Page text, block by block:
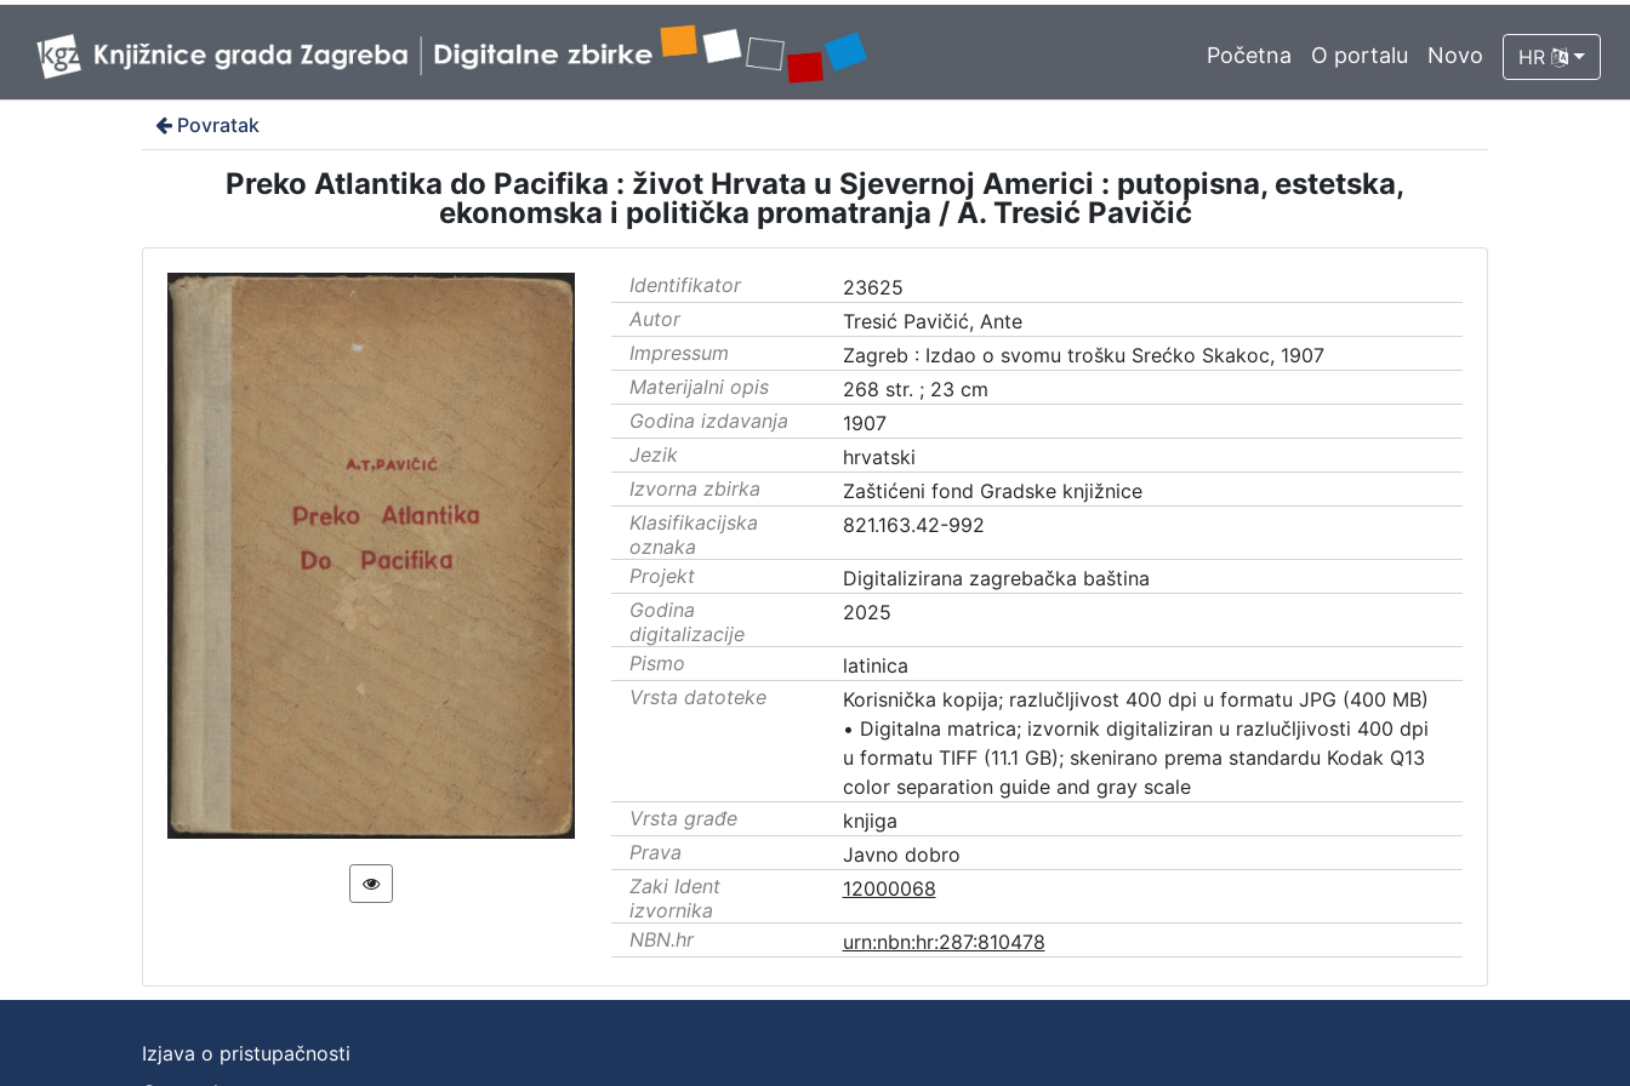
Početna O portalu Novo HR
Povratak
Preko Atlantika do Pacifika : život Hrvata u Sjevernoj Americi : putopisna, estetska,
ekonomska i politička promatranja / A. Tresić Pavičić
Identifikator
23625
Autor
Tresić Pavičić, Ante
Impressum
Zagreb : Izdao o svomu trošku Srećko Skakoc, 1907
Materijalni opis
268 str. ; 23 cm
Godina izdavanja
1907
Jezik
hrvatski
Izvorna zbirka
Zaštićeni fond Gradske knjižnice
Klasifikacijska
oznaka
821.163.42-992
Projekt
Digitalizirana zagrebačka baština
Godina
digitalizacije
2025
Pismo
latinica
Vrsta datoteke
Korisnička kopija; razlučljivost 400 dpi u formatu JPG (400 MB)
• Digitalna matrica; izvornik digitaliziran u razlučljivosti 400 dpi
u formatu TIFF (11.1 GB); skenirano prema standardu Kodak Q13
color separation guide and gray scale
Vrsta građe
knjiga
Prava
Javno dobro
Zaki Ident
izvornika
12000068
NBN.hr urn:nbn:hr:287:810478
Izjava o pristupačnosti